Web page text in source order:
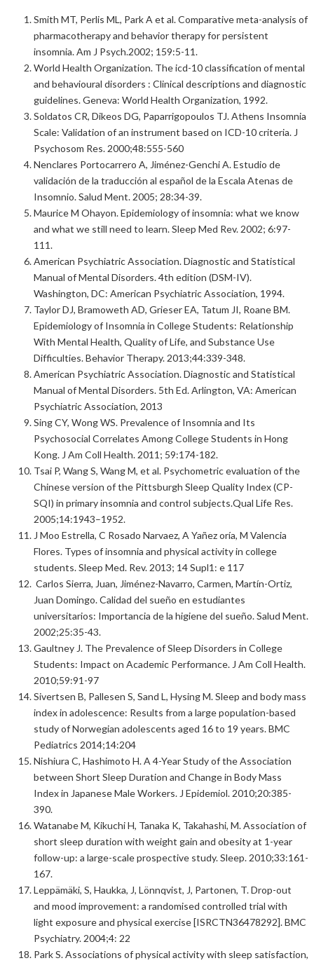
Smith MT, Perlis ML, Park A et al. Comparative meta-analysis of
pharmacotherapy and behavior therapy for persistent
insomnia. Am J Psych.2002; 159:5-11.
World Health Organization. The icd-10 classification of mental
and behavioural disorders : Clinical descriptions and diagnostic
guidelines. Geneva: World Health Organization, 1992.
Soldatos CR, Dikeos DG, Paparrigopoulos TJ. Athens Insomnia
Scale: Validation of an instrument based on ICD-10 criteria. J
Psychosom Res. 2000;48:555-560
Nenclares Portocarrero A, Jiménez-Genchi A. Estudio de
validación de la traducción al español de la Escala Atenas de
Insomnio. Salud Ment. 2005; 28:34-39.
Maurice M Ohayon. Epidemiology of insomnia: what we know
and what we still need to learn. Sleep Med Rev. 2002; 6:97-
111.
American Psychiatric Association. Diagnostic and Statistical
Manual of Mental Disorders. 4th edition (DSM-IV).
Washington, DC: American Psychiatric Association, 1994.
Taylor DJ, Bramoweth AD, Grieser EA, Tatum JI, Roane BM.
Epidemiology of Insomnia in College Students: Relationship
With Mental Health, Quality of Life, and Substance Use
Difficulties. Behavior Therapy. 2013;44:339-348.
American Psychiatric Association. Diagnostic and Statistical
Manual of Mental Disorders. 5th Ed. Arlington, VA: American
Psychiatric Association, 2013
Sing CY, Wong WS. Prevalence of Insomnia and Its
Psychosocial Correlates Among College Students in Hong
Kong. J Am Coll Health. 2011; 59:174-182.
Tsai P, Wang S, Wang M, et al. Psychometric evaluation of the
Chinese version of the Pittsburgh Sleep Quality Index (CP-
SQI) in primary insomnia and control subjects.Qual Life Res.
2005;14:1943–1952.
J Moo Estrella, C Rosado Narvaez, A Yañez oría, M Valencia
Flores. Types of insomnia and physical activity in college
students. Sleep Med. Rev. 2013; 14 Supl1: e 117
Carlos Sierra, Juan, Jiménez-Navarro, Carmen, Martín-Ortiz,
Juan Domingo. Calidad del sueño en estudiantes
universitarios: Importancia de la higiene del sueño. Salud Ment.
2002;25:35-43.
Gaultney J. The Prevalence of Sleep Disorders in College
Students: Impact on Academic Performance. J Am Coll Health.
2010;59:91-97
Sivertsen B, Pallesen S, Sand L, Hysing M. Sleep and body mass
index in adolescence: Results from a large population-based
study of Norwegian adolescents aged 16 to 19 years. BMC
Pediatrics 2014;14:204
Nishiura C, Hashimoto H. A 4-Year Study of the Association
between Short Sleep Duration and Change in Body Mass
Index in Japanese Male Workers. J Epidemiol. 2010;20:385-
390.
Watanabe M, Kikuchi H, Tanaka K, Takahashi, M. Association of
short sleep duration with weight gain and obesity at 1-year
follow-up: a large-scale prospective study. Sleep. 2010;33:161-
167.
Leppämäki, S, Haukka, J, Lönnqvist, J, Partonen, T. Drop-out
and mood improvement: a randomised controlled trial with
light exposure and physical exercise [ISRCTN36478292]. BMC
Psychiatry. 2004;4: 22
Park S. Associations of physical activity with sleep satisfaction,